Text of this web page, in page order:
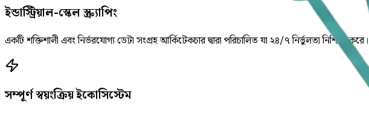
ইন্ডাস্ট্রিয়াল-স্কেল স্ক্র্যাপিং
একটি শক্তিশালী এবং নির্ভরযোগ্য ডেটা সংগ্রহ আর্কিটেকচার দ্বারা পরিচালিত যা ২৪/৭ নির্ভুলতা নিশ্চিত করে।
সম্পূর্ণ স্বয়ংক্রিয় ইকোসিস্টেম